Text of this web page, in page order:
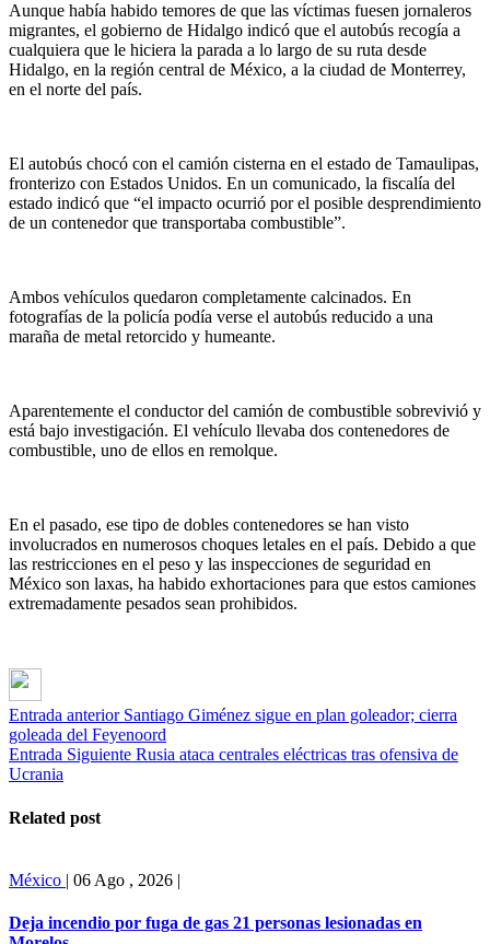
Aunque había habido temores de que las víctimas fuesen jornaleros
migrantes, el gobierno de Hidalgo indicó que el autobús recogía a
cualquiera que le hiciera la parada a lo largo de su ruta desde
Hidalgo, en la región central de México, a la ciudad de Monterrey,
en el norte del país.
El autobús chocó con el camión cisterna en el estado de Tamaulipas,
fronterizo con Estados Unidos. En un comunicado, la fiscalía del
estado indicó que “el impacto ocurrió por el posible desprendimiento
de un contenedor que transportaba combustible”.
Ambos vehículos quedaron completamente calcinados. En
fotografías de la policía podía verse el autobús reducido a una
maraña de metal retorcido y humeante.
Aparentemente el conductor del camión de combustible sobrevivió y
está bajo investigación. El vehículo llevaba dos contenedores de
combustible, uno de ellos en remolque.
En el pasado, ese tipo de dobles contenedores se han visto
involucrados en numerosos choques letales en el país. Debido a que
las restricciones en el peso y las inspecciones de seguridad en
México son laxas, ha habido exhortaciones para que estos camiones
extremadamente pesados sean prohibidos.
Entrada anterior Santiago Giménez sigue en plan goleador; cierra
goleada del Feyenoord
Entrada Siguiente Rusia ataca centrales eléctricas tras ofensiva de
Ucrania
Related post
México | 06 Ago , 2026 |
Deja incendio por fuga de gas 21 personas lesionadas en